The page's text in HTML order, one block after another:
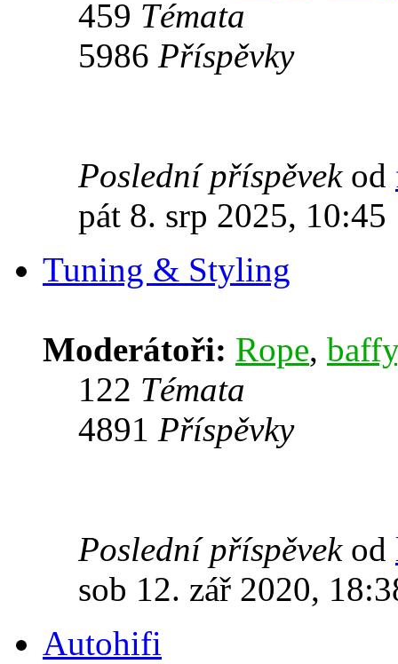
459 Témata
5986 Příspěvky
Poslední příspěvekod
pát 8. srp 2025, 10:45
Tuning & Styling
Moderátoři: Rope, baffy
122 Témata
4891 Příspěvky
Poslední příspěvekod
sob 12. zář 2020,
Autohifi